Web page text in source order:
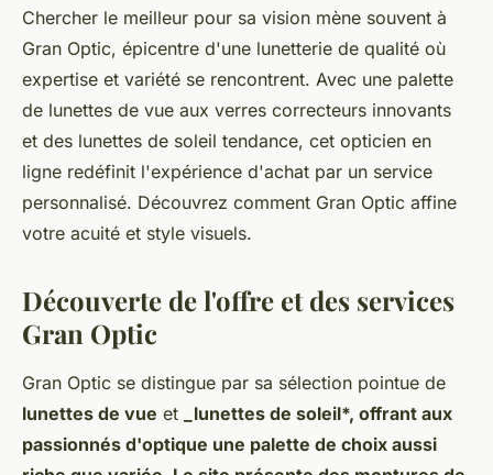
Découvrez gran optic, votre
référence optique
Antoine•2 mai 2024 •2 min de lecture
Chercher le meilleur pour sa vision mène souvent à
Gran Optic, épicentre d'une lunetterie de qualité où
expertise et variété se rencontrent. Avec une palette
de lunettes de vue aux verres correcteurs innovants
et des lunettes de soleil tendance, cet opticien en
ligne redéfinit l'expérience d'achat par un service
personnalisé. Découvrez comment Gran Optic affine
votre acuité et style visuels.
Découverte de l'offre et des services
Gran Optic
Gran Optic se distingue par sa sélection pointue de
lunettes de vue et
_lunettes de soleil*, offrant aux
passionnés d'optique une palette de choix aussi